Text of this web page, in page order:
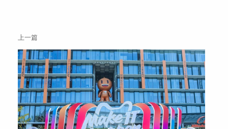
上一篇